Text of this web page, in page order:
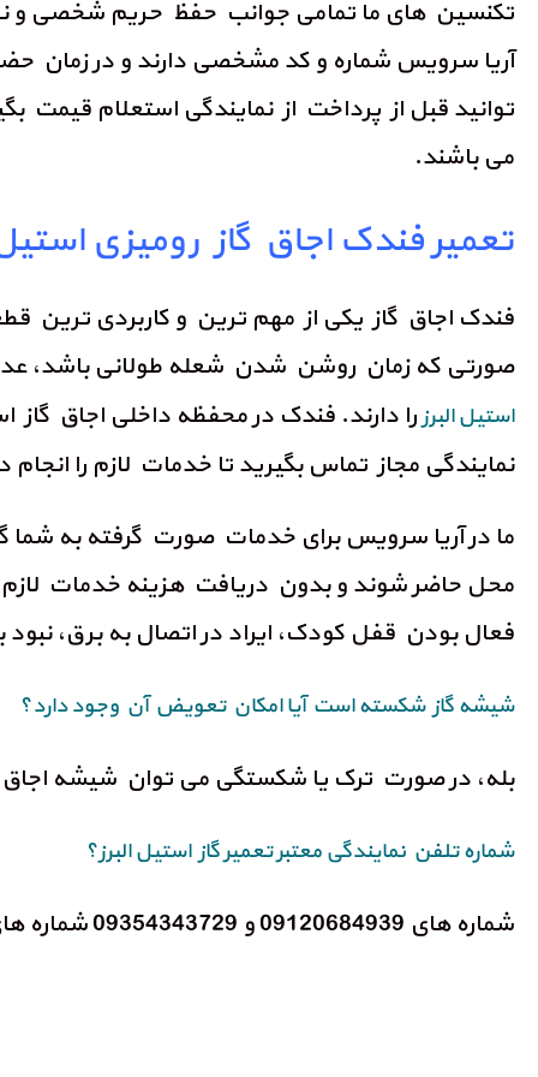
تکنسین های ما تمامی جوانب حفظ حریم شخصی و
آریا سرویس شماره و کد مشخصی دارند و در زمان
توانید قبل از پرداخت از نمایندگی استعلام
می باشند.
تعمیر فندک اجاق گاز رومیزی استیل
فندک اجاق گاز یکی از مهم ترین و کاربردی ترین
صورتی که زمان روشن شدن شعله طولانی باشد، عدم
استیل البرزرا دارند. فندک در محفظه داخلی اجاق
نمایندگی مجاز تماس بگیرید تا خدمات لازم را
ما در آریا سرویس برای خدمات صورت گرفته به شما
محل حاضر شوند و بدون دریافت هزینه خدمات
فعال بودن قفل کودک، ایراد در اتصال به برق،
شیشه گاز شکسته است آیا امکان تعویض آن وجود دارد؟
بله، در صورت ترک یا شکستگی می توان شیشه
شماره تلفن نمایندگی معتبر تعمیر گاز استیل البرز؟
شماره های 09120684939 و 09354343729 شماره های نمایندگی